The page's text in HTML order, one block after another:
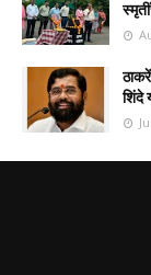
शिंदे